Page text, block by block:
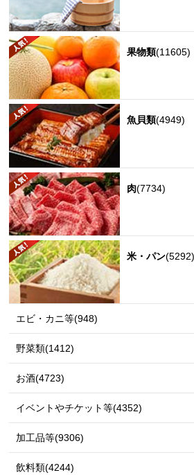
果物類(11605)
魚貝類(4949)
肉(7734)
米・パン(5292)
エビ・カニ等(948)
野菜類(1412)
お酒(4723)
イベントやチケット等(4352)
加工品等(9306)
飲料類(4244)